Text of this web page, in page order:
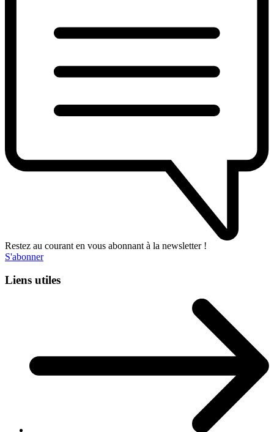
Restez au courant en vous abonnant à la newsletter !
S'abonner
Liens utiles